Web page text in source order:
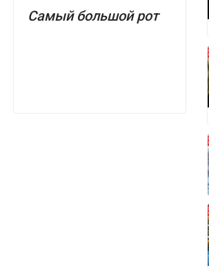
Самый большой рот